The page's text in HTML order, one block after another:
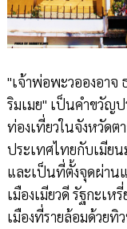
"เจ้าพ่อพะวอองอาจ
ริมเมย" เป็นคำขวัญ
ท่องเที่ยวในจังหวัดต
ประเทศไทยกับเมีย
และเป็นที่ตั้งจุดผ่าน
เมืองเมียวดี รัฐกะเ
เมืองที่รายล้อมด้วยทิ